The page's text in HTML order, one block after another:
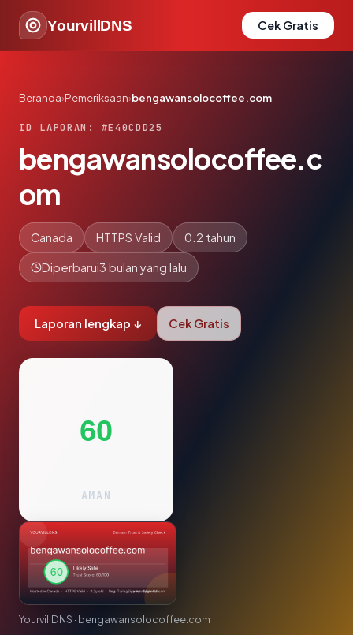
YourvillDNS Cek Gratis
Beranda›Pemeriksaan›bengawansolocoffee.com
ID LAPORAN: #E40CDD25
bengawansolocoffee.c
om
Canada HTTPS Valid 0.2 tahun
Diperbarui3 bulan yang lalu
Laporan lengkap ↓ Cek Gratis
60
AMAN
YourvillDNS · bengawansolocoffee.com